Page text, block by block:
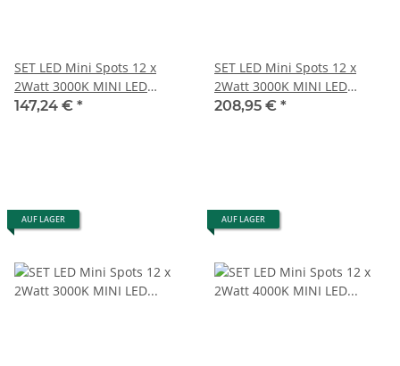
SET LED Mini Spots 12 x
2Watt 3000K MINI LED
Einbaustrahler Dimmbar
147,24 € *
SET LED Mini Spots 12 x
2Watt 3000K MINI LED
Einbaustrahler Dimmbar #1
208,95 € *
AUF LAGER AUF LAGER